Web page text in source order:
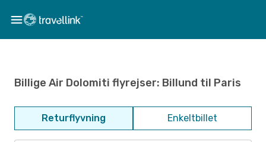
Billige Air Dolomiti flyrejser: Billund til Paris
Returflyvning Enkeltbillet